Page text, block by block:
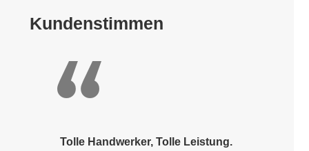
Kundenstimmen
Tolle Handwerker, Tolle Leistung.